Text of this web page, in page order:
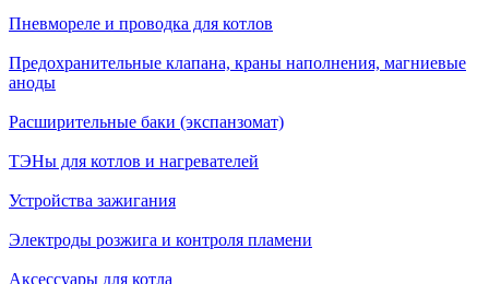
Пневмореле и проводка для котлов
Предохранительные клапана, краны наполнения, магниевые
аноды
Расширительные баки (экспанзомат)
ТЭНы для котлов и нагревателей
Устройства зажигания
Электроды розжига и контроля пламени
Аксессуары для котла